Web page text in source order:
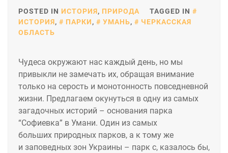
POSTED IN ИСТОРИЯ, ПРИРОДА
TAGGED IN
ИСТОРИЯ, ПАРКИ, УМАНЬ,
ЧЕРКАССКАЯ
ОБЛАСТЬ
Чудеса окружают нас каждый день, но мы
привыкли не замечать их, обращая внимание
только на серость и монотонность повседневной
жизни. Предлагаем окунуться в одну из самых
загадочных историй – основания парка
“Софиевка” в Умани. Один из самых
больших природных парков, а к тому же
и заповедных зон Украины – парк с, казалось бы,